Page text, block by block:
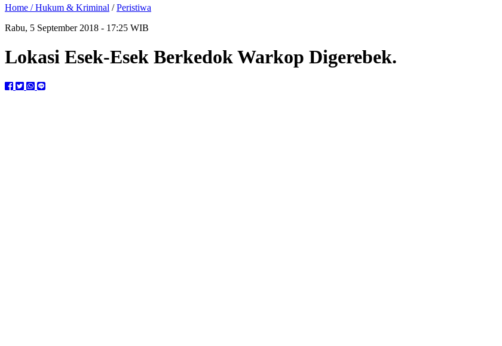
Home /Hukum & Kriminal /Peristiwa
Rabu, 5 September 2018 - 17:25 WIB
Lokasi Esek-Esek Berkedok Warkop Digerebek.